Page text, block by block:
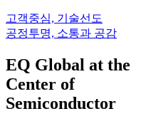
고객중심, 기술선도
공정투명, 소통과 공감
EQ Global at the
Center of
Semiconductor